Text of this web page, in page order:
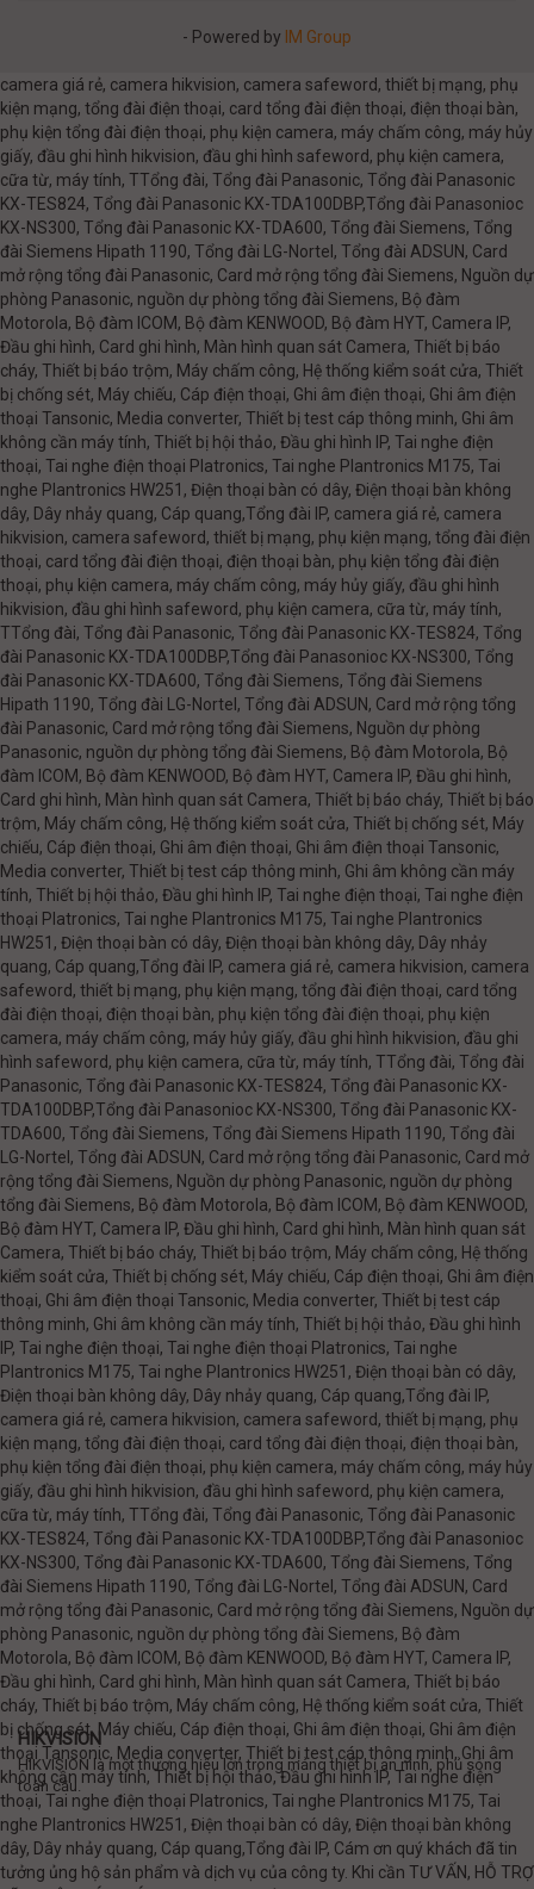
HIKVISION
HIKVISION là một thương hiệu lớn trong mảng thiết bị an ninh, phủ sóng
toàn cầu.
- Powered by IM Group
camera giá rẻ, camera hikvision, camera safeword, thiết bị mạng, phụ
kiện mạng, tổng đài điện thoại, card tổng đài điện thoại, điện thoại bàn,
phụ kiện tổng đài điện thoại, phụ kiện camera, máy chấm công, máy hủy
giấy, đầu ghi hình hikvision, đầu ghi hình safeword, phụ kiện camera,
cữa từ, máy tính, TTổng đài, Tổng đài Panasonic, Tổng đài Panasonic
KX-TES824, Tổng đài Panasonic KX-TDA100DBP,Tổng đài Panasonioc
KX-NS300, Tổng đài Panasonic KX-TDA600, Tổng đài Siemens, Tổng
đài Siemens Hipath 1190, Tổng đài LG-Nortel, Tổng đài ADSUN, Card
mở rộng tổng đài Panasonic, Card mở rộng tổng đài Siemens, Nguồn dự
phòng Panasonic, nguồn dự phòng tổng đài Siemens, Bộ đàm
Motorola, Bộ đàm ICOM, Bộ đàm KENWOOD, Bộ đàm HYT, Camera IP,
Đầu ghi hình, Card ghi hình, Màn hình quan sát Camera, Thiết bị báo
cháy, Thiết bị báo trộm, Máy chấm công, Hệ thống kiểm soát cửa, Thiết
bị chống sét, Máy chiếu, Cáp điện thoại, Ghi âm điện thoại, Ghi âm điện
thoại Tansonic, Media converter, Thiết bị test cáp thông minh, Ghi âm
không cần máy tính, Thiết bị hội thảo, Đầu ghi hình IP, Tai nghe điện
thoại, Tai nghe điện thoại Platronics, Tai nghe Plantronics M175, Tai
nghe Plantronics HW251, Điện thoại bàn có dây, Điện thoại bàn không
dây, Dây nhảy quang, Cáp quang,Tổng đài IP, camera giá rẻ, camera
hikvision, camera safeword, thiết bị mạng, phụ kiện mạng, tổng đài điện
thoại, card tổng đài điện thoại, điện thoại bàn, phụ kiện tổng đài điện
thoại, phụ kiện camera, máy chấm công, máy hủy giấy, đầu ghi hình
hikvision, đầu ghi hình safeword, phụ kiện camera, cữa từ, máy tính,
TTổng đài, Tổng đài Panasonic, Tổng đài Panasonic KX-TES824, Tổng
đài Panasonic KX-TDA100DBP,Tổng đài Panasonioc KX-NS300, Tổng
đài Panasonic KX-TDA600, Tổng đài Siemens, Tổng đài Siemens
Hipath 1190, Tổng đài LG-Nortel, Tổng đài ADSUN, Card mở rộng tổng
đài Panasonic, Card mở rộng tổng đài Siemens, Nguồn dự phòng
Panasonic, nguồn dự phòng tổng đài Siemens, Bộ đàm Motorola, Bộ
đàm ICOM, Bộ đàm KENWOOD, Bộ đàm HYT, Camera IP, Đầu ghi hình,
Card ghi hình, Màn hình quan sát Camera, Thiết bị báo cháy, Thiết bị báo
trộm, Máy chấm công, Hệ thống kiểm soát cửa, Thiết bị chống sét, Máy
chiếu, Cáp điện thoại, Ghi âm điện thoại, Ghi âm điện thoại Tansonic,
Media converter, Thiết bị test cáp thông minh, Ghi âm không cần máy
tính, Thiết bị hội thảo, Đầu ghi hình IP, Tai nghe điện thoại, Tai nghe điện
thoại Platronics, Tai nghe Plantronics M175, Tai nghe Plantronics
HW251, Điện thoại bàn có dây, Điện thoại bàn không dây, Dây nhảy
quang, Cáp quang,Tổng đài IP, camera giá rẻ, camera hikvision, camera
safeword, thiết bị mạng, phụ kiện mạng, tổng đài điện thoại, card tổng
đài điện thoại, điện thoại bàn, phụ kiện tổng đài điện thoại, phụ kiện
camera, máy chấm công, máy hủy giấy, đầu ghi hình hikvision, đầu ghi
hình safeword, phụ kiện camera, cữa từ, máy tính, TTổng đài, Tổng đài
Panasonic, Tổng đài Panasonic KX-TES824, Tổng đài Panasonic KX-
TDA100DBP,Tổng đài Panasonioc KX-NS300, Tổng đài Panasonic KX-
TDA600, Tổng đài Siemens, Tổng đài Siemens Hipath 1190, Tổng đài
LG-Nortel, Tổng đài ADSUN, Card mở rộng tổng đài Panasonic, Card mở
rộng tổng đài Siemens, Nguồn dự phòng Panasonic, nguồn dự phòng
tổng đài Siemens, Bộ đàm Motorola, Bộ đàm ICOM, Bộ đàm KENWOOD,
Bộ đàm HYT, Camera IP, Đầu ghi hình, Card ghi hình, Màn hình quan sát
Camera, Thiết bị báo cháy, Thiết bị báo trộm, Máy chấm công, Hệ thống
kiểm soát cửa, Thiết bị chống sét, Máy chiếu, Cáp điện thoại, Ghi âm điện
thoại, Ghi âm điện thoại Tansonic, Media converter, Thiết bị test cáp
thông minh, Ghi âm không cần máy tính, Thiết bị hội thảo, Đầu ghi hình
IP, Tai nghe điện thoại, Tai nghe điện thoại Platronics, Tai nghe
Plantronics M175, Tai nghe Plantronics HW251, Điện thoại bàn có dây,
Điện thoại bàn không dây, Dây nhảy quang, Cáp quang,Tổng đài IP,
camera giá rẻ, camera hikvision, camera safeword, thiết bị mạng, phụ
kiện mạng, tổng đài điện thoại, card tổng đài điện thoại, điện thoại bàn,
phụ kiện tổng đài điện thoại, phụ kiện camera, máy chấm công, máy hủy
giấy, đầu ghi hình hikvision, đầu ghi hình safeword, phụ kiện camera,
cữa từ, máy tính, TTổng đài, Tổng đài Panasonic, Tổng đài Panasonic
KX-TES824, Tổng đài Panasonic KX-TDA100DBP,Tổng đài Panasonioc
KX-NS300, Tổng đài Panasonic KX-TDA600, Tổng đài Siemens, Tổng
đài Siemens Hipath 1190, Tổng đài LG-Nortel, Tổng đài ADSUN, Card
mở rộng tổng đài Panasonic, Card mở rộng tổng đài Siemens, Nguồn dự
phòng Panasonic, nguồn dự phòng tổng đài Siemens, Bộ đàm
Motorola, Bộ đàm ICOM, Bộ đàm KENWOOD, Bộ đàm HYT, Camera IP,
Đầu ghi hình, Card ghi hình, Màn hình quan sát Camera, Thiết bị báo
cháy, Thiết bị báo trộm, Máy chấm công, Hệ thống kiểm soát cửa, Thiết
bị chống sét, Máy chiếu, Cáp điện thoại, Ghi âm điện thoại, Ghi âm điện
thoại Tansonic, Media converter, Thiết bị test cáp thông minh, Ghi âm
không cần máy tính, Thiết bị hội thảo, Đầu ghi hình IP, Tai nghe điện
thoại, Tai nghe điện thoại Platronics, Tai nghe Plantronics M175, Tai
nghe Plantronics HW251, Điện thoại bàn có dây, Điện thoại bàn không
dây, Dây nhảy quang, Cáp quang,Tổng đài IP, Cám ơn quý khách đã tin
tưởng ủng hộ sản phẩm và dịch vụ của công ty. Khi cần TƯ VẤN, HỖ TRỢ